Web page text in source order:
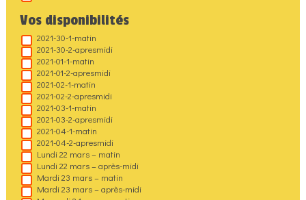
Vos disponibilités
2021-30-1-matin
2021-30-2-apresmidi
2021-01-1-matin
2021-01-2-apresmidi
2021-02-1-matin
2021-02-2-apresmidi
2021-03-1-matin
2021-03-2-apresmidi
2021-04-1-matin
2021-04-2-apresmidi
Lundi 22 mars – matin
Lundi 22 mars – après-midi
Mardi 23 mars – matin
Mardi 23 mars – après-midi